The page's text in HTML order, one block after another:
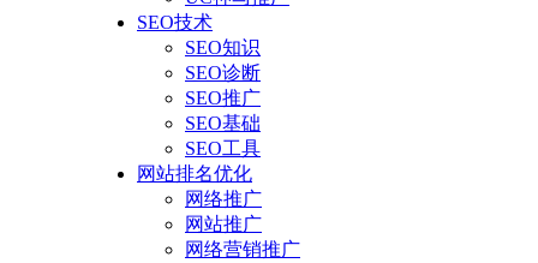
SEO技术
SEO知识
SEO诊断
SEO推广
SEO基础
SEO工具
网站排名优化
网络推广
网站推广
网络营销推广